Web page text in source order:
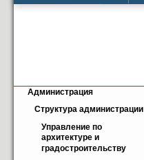
Администрация
Структура администрации
Управление по
архитектуре и
градостроительству